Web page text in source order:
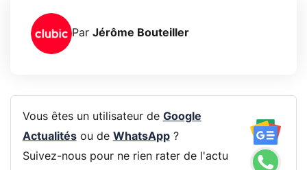
Par Jérôme Bouteiller
Vous êtes un utilisateur de Google
Actualitésou de WhatsApp?
Suivez-nous pour ne rien rater de l'actu